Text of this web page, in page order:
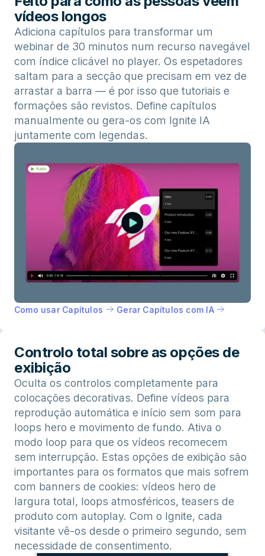
vídeos longos
Adiciona capítulos para transformar um
webinar de 30 minutos num recurso navegável
com índice clicável no player. Os espetadores
saltam para a secção que precisam em vez de
arrastar a barra — é por isso que tutoriais e
formações são revistos. Define capítulos
manualmente ou gera-os com Ignite IA
juntamente com legendas.
Como usar Capítulos Gerar Capítulos com IA
Controlo total sobre as opções de
exibição
Oculta os controlos completamente para
colocações decorativas. Define vídeos para
reprodução automática e início sem som para
loops hero e movimento de fundo. Ativa o
modo loop para que os vídeos recomecem
sem interrupção. Estas opções de exibição são
importantes para os formatos que mais sofrem
com banners de cookies: vídeos hero de
largura total, loops atmosféricos, teasers de
produto com autoplay. Com o Ignite, cada
visitante vê-os desde o primeiro segundo, sem
necessidade de consentimento.